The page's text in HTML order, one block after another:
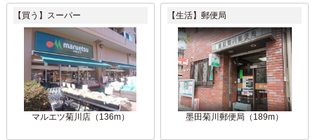
【買う】スーパー
マルエツ菊川店（136m）
【生活】郵便局
墨田菊川郵便局（189m）